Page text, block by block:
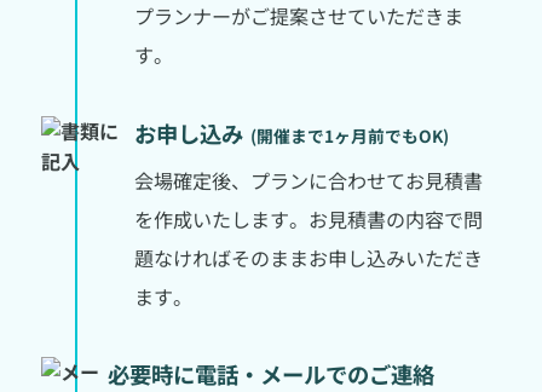
プランナーがご提案させていただきま
す。
お申し込み (開催まで1ヶ月前でもOK)
会場確定後、プランに合わせてお見積書
を作成いたします。お見積書の内容で問
題なければそのままお申し込みいただき
ます。
必要時に電話・ メールでのご連絡